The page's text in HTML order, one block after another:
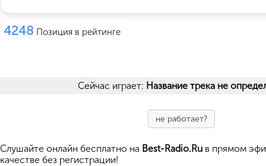
4248 Позиция в рейтинге
Сейчас играет: Название трека не
не работает?
Cлушайте онлайн бесплатно на Best-Radio.Ru в прямом
качестве без регистрации!